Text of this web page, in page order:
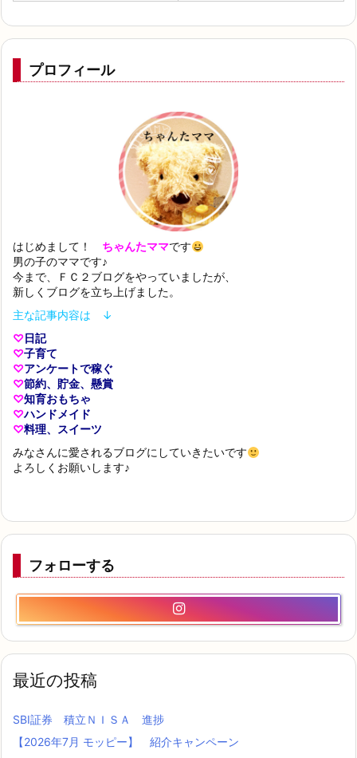
プロフィール
はじめまして！ ちゃんたママです
男の子のママです♪
今まで、ＦＣ２ブログをやっていましたが、
新しくブログを立ち上げました。
主な記事内容は ↓
♡日記
♡子育て
♡アンケートで稼ぐ
♡節約、貯金、懸賞
♡知育おもちゃ
♡ハンドメイド
♡料理、スイーツ
みなさんに愛されるブログにしていきたいです
よろしくお願いします♪
フォローする
最近の投稿
SBI証券 積立ＮＩＳＡ 進捗
【2026年7月 モッピー】 紹介キャンペーン